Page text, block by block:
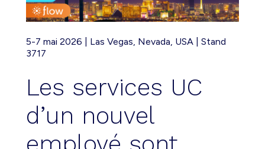
5-7 mai 2026 | Las Vegas, Nevada, USA | Stand
3717
Les services UC
d’un nouvel